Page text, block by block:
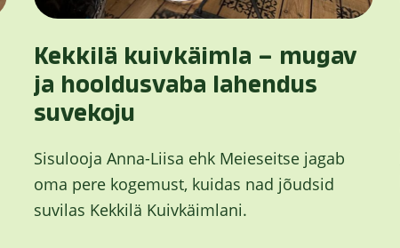
Kekkilä kuivkäimla – mugav
ja hooldusvaba lahendus
suvekoju
Sisulooja Anna-Liisa ehk Meieseitse jagab
oma pere kogemust, kuidas nad jõudsid
suvilas Kekkilä Kuivkäimlani.